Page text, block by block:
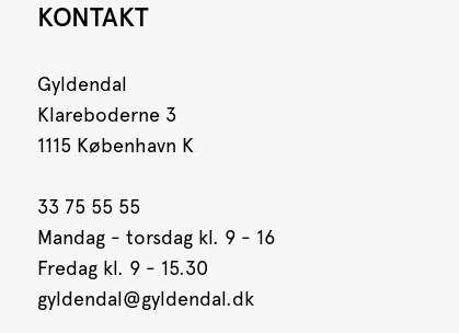
KONTAKT
Gyldendal
Klareboderne 3
1115 København K
33 75 55 55
Mandag - torsdag kl. 9 - 16
Fredag kl. 9 - 15.30
gyldendal@gyldendal.dk